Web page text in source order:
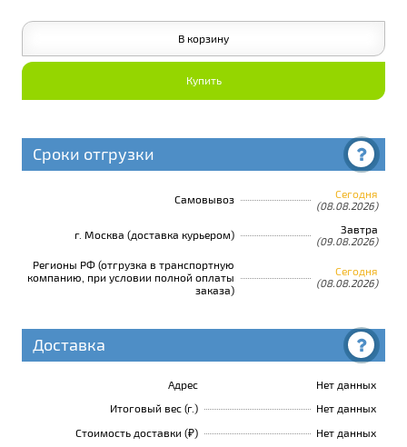
В корзину
Купить
Сроки отгрузки
Самовывоз Сегодня
(08.08.2026)
г. Москва (доставка курьером) Завтра
(09.08.2026)
Регионы РФ (отгрузка в транспортную
компанию, при условии полной оплаты
заказа)
Сегодня
(08.08.2026)
Доставка
Адрес
Нет данных
Итоговый вес (г.)
Нет данных
Стоимость доставки (₽)
Нет данных